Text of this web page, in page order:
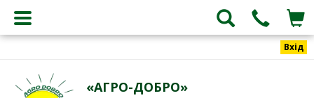
Вхід
«АГРО-ДОБРО»